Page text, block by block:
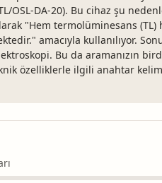
OSL-DA-20). Bu cihaz şu
"Hem termolüminesans (TL)
amacıyla kullanılıyor.
Bu da aramanızın
özelliklerle ilgili anahtar